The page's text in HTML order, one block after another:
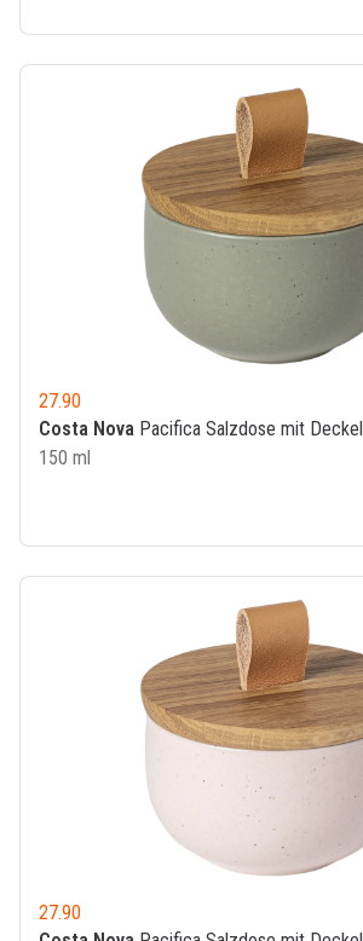
27.90
Costa Nova Pacifica Salzdose mit Deckel
150 ml
27.90